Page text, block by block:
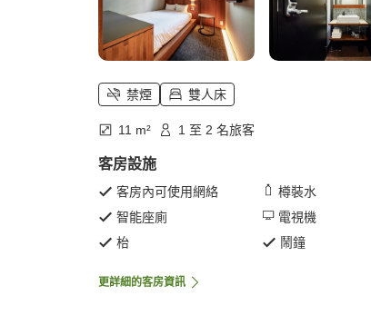
禁煙 雙人床
11 m² 1 至 2 名旅客
客房設施
客房內可使用網絡
樽裝水
智能座廁
電視機
枱
鬧鐘
更詳細的客房資訊